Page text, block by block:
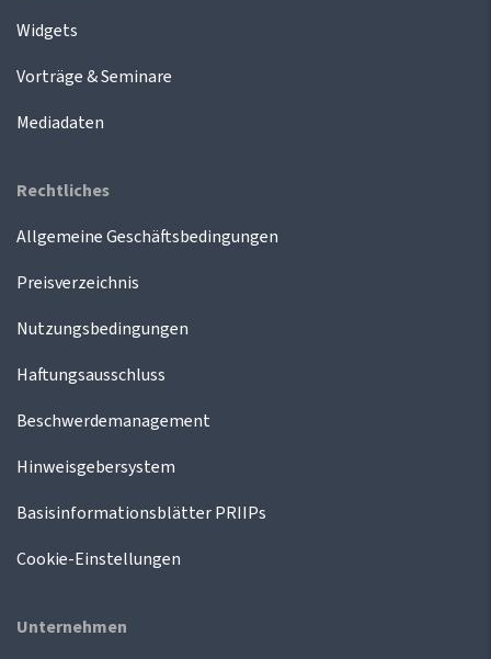
Widgets
Vorträge & Seminare
Mediadaten
Rechtliches
Allgemeine Geschäftsbedingungen
Preisverzeichnis
Nutzungsbedingungen
Haftungsausschluss
Beschwerdemanagement
Hinweisgebersystem
Basisinformationsblätter PRIIPs
Cookie-Einstellungen
Unternehmen